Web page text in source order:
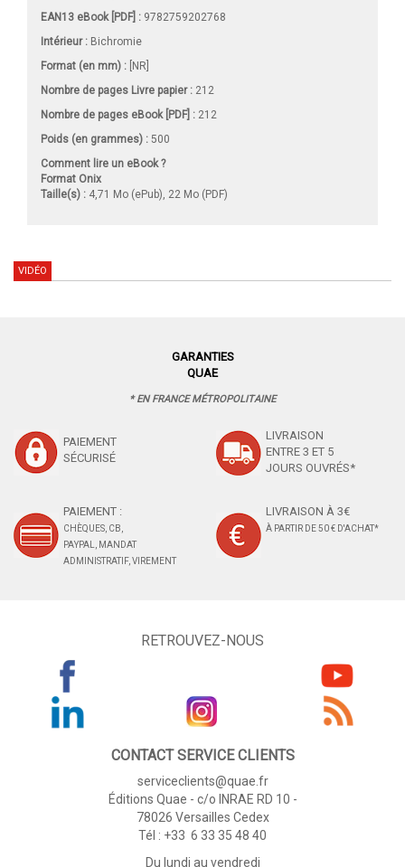
EAN13 eBook [PDF] : 9782759202768
Intérieur : Bichromie
Format (en mm) : [NR]
Nombre de pages Livre papier: 212
Nombre de pages eBook [PDF] : 212
Poids (en grammes) : 500
Comment lire un eBook ?
Format Onix
Taille(s) : 4,71 Mo (ePub), 22 Mo (PDF)
VIDÉO
GARANTIES
QUAE
* EN FRANCE MÉTROPOLITAINE
PAIEMENT
SÉCURISÉ
LIVRAISON
ENTRE 3 ET 5
JOURS OUVRÉS*
PAIEMENT :
CHÈQUES, CB,
PAYPAL, MANDAT
ADMINISTRATIF, VIREMENT
LIVRAISON À 3€
À PARTIR DE 50 € D'ACHAT*
RETROUVEZ-NOUS
CONTACT SERVICE CLIENTS
serviceclients@quae.fr
Éditions Quae - c/o INRAE RD 10 -
78026 Versailles Cedex
Tél : +33 6 33 35 48 40
Du lundi au vendredi